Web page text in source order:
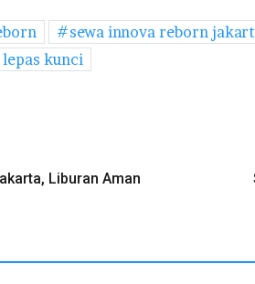
sewa innova reborn
kunci
Liburan Aman